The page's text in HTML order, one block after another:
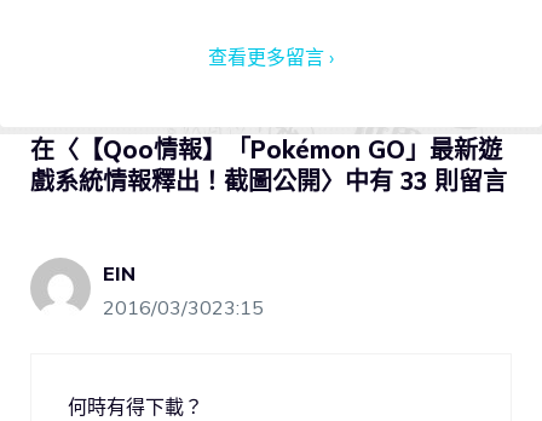
查看更多留言 ›
在〈【Qoo情報】「Pokémon GO」最新遊
戲系統情報釋出！截圖公開〉中有 33 則留言
EIN
2016/03/3023:15
何時有得下載？